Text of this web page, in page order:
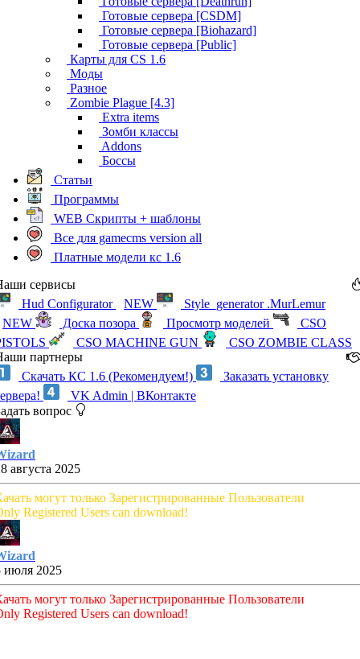
Готовые сервера [CSDM]
Готовые сервера [Biohazard]
Готовые сервера [Public]
Карты для CS 1.6
Моды
Разное
Zombie Plague [4.3]
Extra items
Зомби классы
Addons
Боссы
Статьи
Программы
WEB Скрипты + шаблоны
Все для gamecms version all
Платные модели кс 1.6
сервисы
Hud Configurator
NEW
Style_generator .MurLemur
NEW
Доска позора Просмотр моделей
CSO
CSO MACHINE GUN
CSO ZOMBIE CLASS
партнеры
Скачать КС 1.6 (Рекомендуем!)
Заказать установку
VK Admin | ВКонтакте
вопрос
августа 2025
могут только Зарегистрированные Пользователи
Registered Users can download!
июля 2025
могут только Зарегистрированные Пользователи
Registered Users can download!